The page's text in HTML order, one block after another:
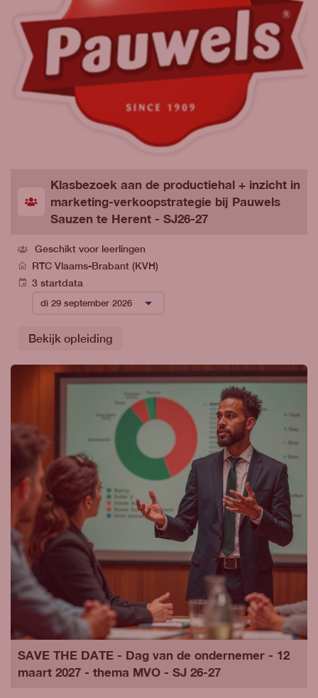
Klasbezoek aan de productiehal + inzicht in
marketing-verkoopstrategie bij Pauwels
Sauzen te Herent - SJ26-27
Geschikt voor leerlingen
RTC Vlaams-Brabant (KVH)
3 startdata
Bekijk opleiding
SAVE THE DATE - Dag van de ondernemer - 12
maart 2027 - thema MVO - SJ 26-27